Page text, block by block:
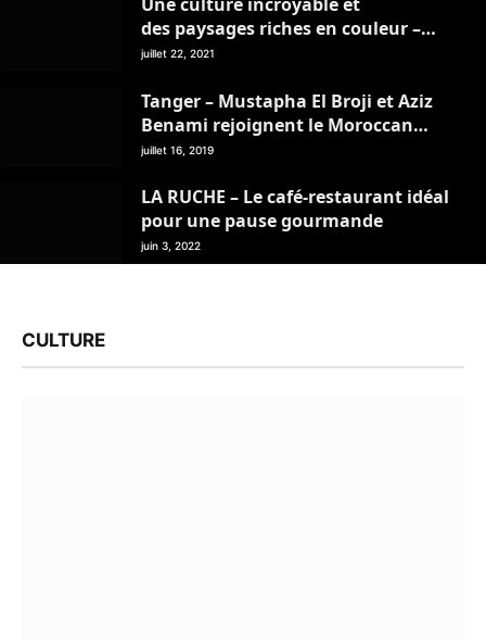
des paysages riches en couleur –
Mon Livret de Voyage – juillet 2021
juillet 22, 2021
Tanger – Mustapha El Broji et Aziz
Benami rejoignent le Moroccan
Travel Management Club
juillet 16, 2019
LA RUCHE – Le café-restaurant idéal
pour une pause gourmande
juin 3, 2022
CULTURE